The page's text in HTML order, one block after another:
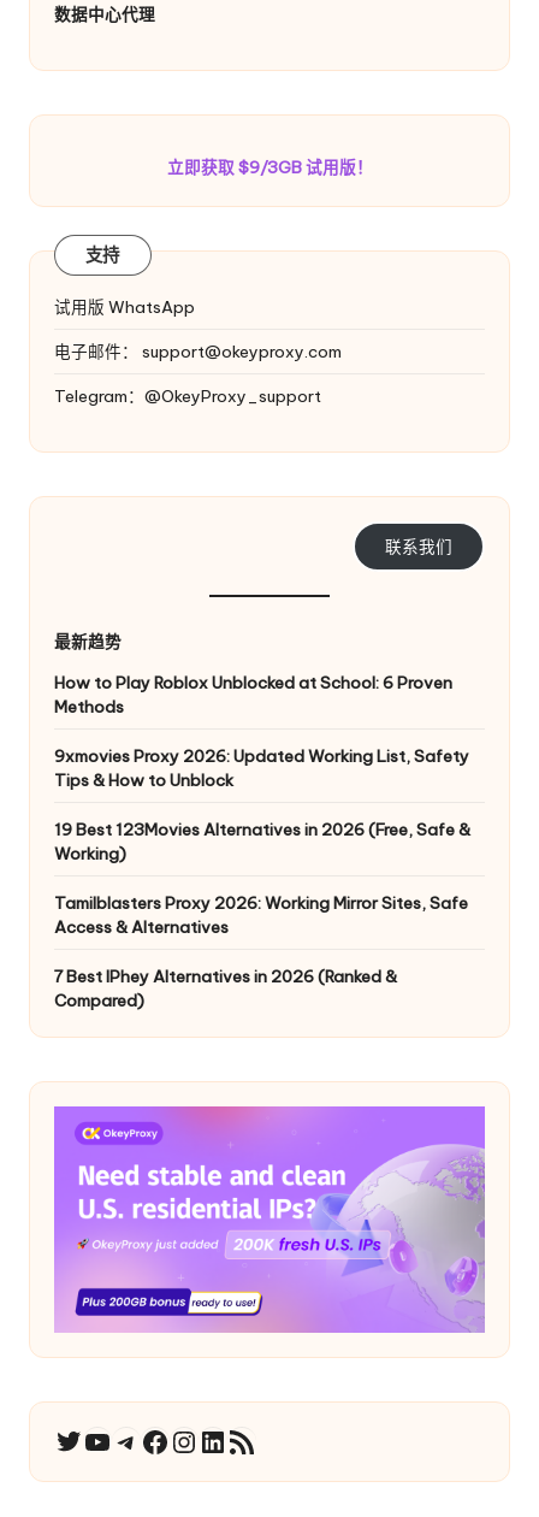
数据中心代理
立即获取 $9/3GB 试用版！
支持
试用版 WhatsApp
电子邮件： support@okeyproxy.com
Telegram：@OkeyProxy_support
联系我们
最新趋势
How to Play Roblox Unblocked at School: 6 Proven
Methods
9xmovies Proxy 2026: Updated Working List, Safety
Tips & How to Unblock
19 Best 123Movies Alternatives in 2026 (Free, Safe &
Working)
Tamilblasters Proxy 2026: Working Mirror Sites, Safe
Access & Alternatives
7 Best IPhey Alternatives in 2026 (Ranked &
Compared)
推特YouTube
电报 在 Facebook 上Instagram
LinkedIn
RSS 订阅